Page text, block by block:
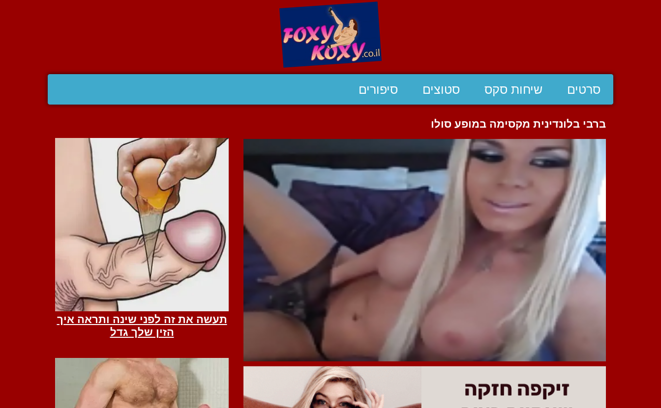
סרטים שיחות סקס סטוצים סיפורים
ברבי בלונדינית מקסימה במופע סולו